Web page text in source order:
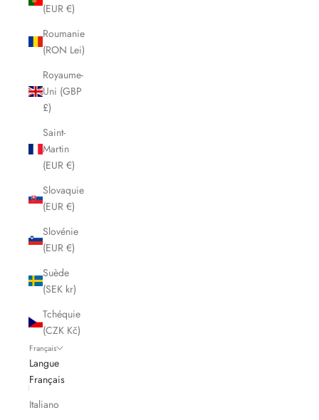
(EUR €)
Roumanie
(RON Lei)
Royaume-
Uni (GBP
£)
Saint-
Martin
(EUR €)
Slovaquie
(EUR €)
Slovénie
(EUR €)
Suède
(SEK kr)
Tchéquie
(CZK Kč)
Français
Langue
Français
Italiano